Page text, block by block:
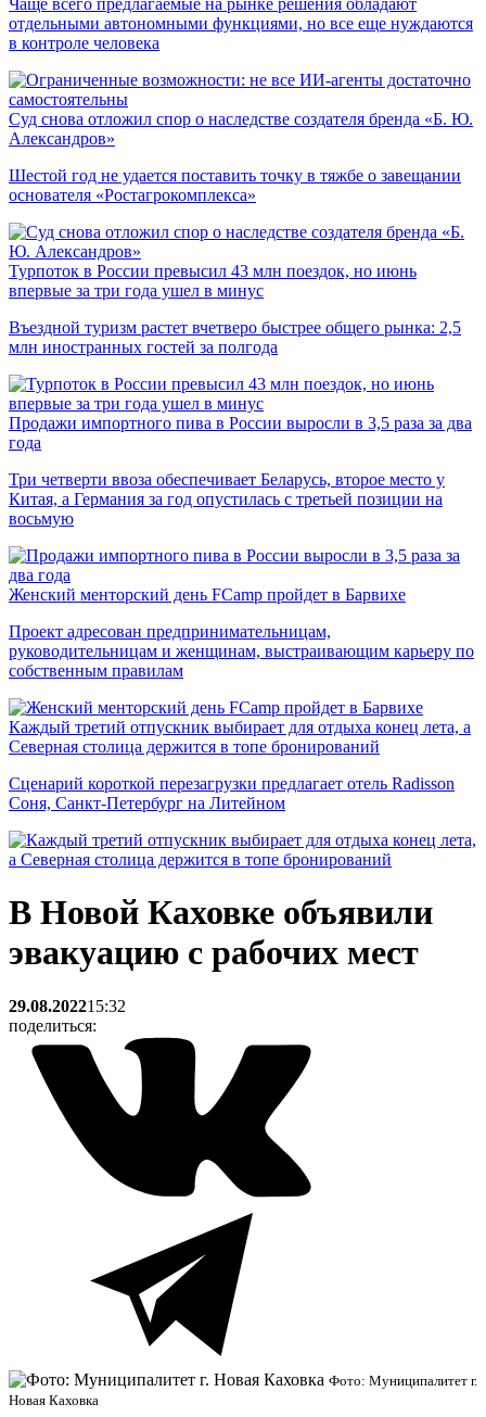
Чаще всего предлагаемые на рынке решения обладают
отдельными автономными функциями, но все еще нуждаются
в контроле человека
Суд снова отложил спор о наследстве создателя бренда «Б. Ю.
Александров»
Шестой год не удается поставить точку в тяжбе о завещании
основателя «Ростагрокомплекса»
Турпоток в России превысил 43 млн поездок, но июнь
впервые за три года ушел в минус
Въездной туризм растет вчетверо быстрее общего рынка: 2,5
млн иностранных гостей за полгода
Продажи импортного пива в России выросли в 3,5 раза за два
года
Три четверти ввоза обеспечивает Беларусь, второе место у
Китая, а Германия за год опустилась с третьей позиции на
восьмую
Женский менторский день FCamp пройдет в Барвихе
Проект адресован предпринимательницам,
руководительницам и женщинам, выстраивающим карьеру по
собственным правилам
Каждый третий отпускник выбирает для отдыха конец лета, а
Северная столица держится в топе бронирований
Сценарий короткой перезагрузки предлагает отель Radisson
Соня, Санкт-Петербург на Литейном
В Новой Каховке объявили
эвакуацию с рабочих мест
29.08.202215:32
поделиться:
Фото: Муниципалитет г.
Новая Каховка